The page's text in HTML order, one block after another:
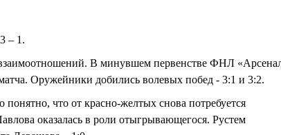
3 – 1.
В минувшем первенстве ФНЛ
Оружейники добились волевых побед - 3:1 и 3:2.
что от красно-желтых снова потребуется
оказалась в роли отыгрывающегося. Рустем